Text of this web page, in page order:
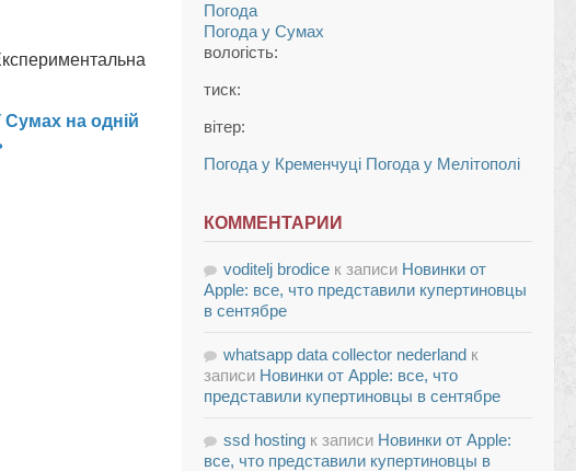
Сумах на одній
Погода
Погода у Сумах
вологість:
тиск:
вітер:
Погода у Кременчуці Погода у Мелітополі
КОММЕНТАРИИ
voditelj brodice к записи Новинки от
Apple: все, что представили купертиновцы
в сентябре
whatsapp data collector nederland к
записи Новинки от Apple: все, что
представили купертиновцы в сентябре
ssd hosting к записи Новинки от Apple:
все, что представили купертиновцы в